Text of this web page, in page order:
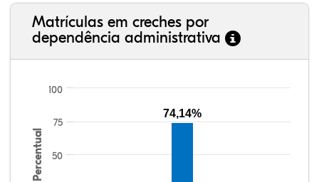
Matrículas em creches por
dependência administrativa
Percentual 50
75
100
74,14%